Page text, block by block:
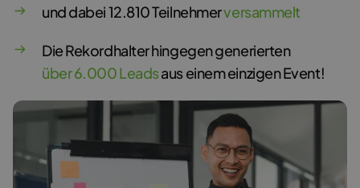
und dabei 12.810 Teilnehmerversammelt
Die Rekordhalter hingegen generierten
über 6.000 Leadsaus einem einzigen Event!